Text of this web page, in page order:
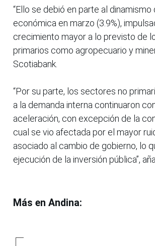
“Ello se debió en parte al dinamismo
económica en marzo (3.9%),
crecimiento mayor a lo previsto de
primarios como agropecuario y
Scotiabank.
“Por su parte, los sectores no
a la demanda interna continuaron
aceleración, con excepción de la
cual se vio afectada por el mayor
asociado al cambio de gobierno, lo
ejecución de la inversión pública”,
Más en Andina: